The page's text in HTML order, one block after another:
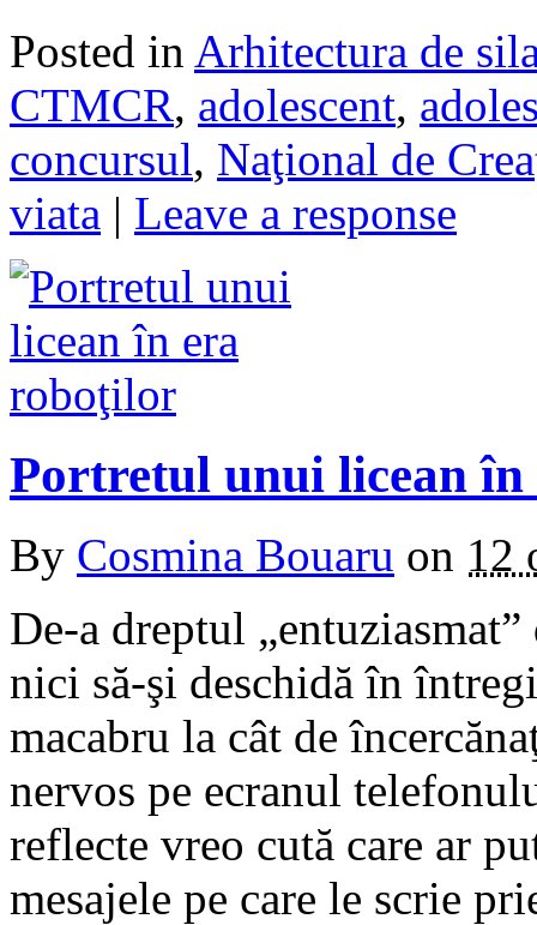
Posted in Arhitectura de
CTMCR, adolescent,
concursul, Naţional de
viata | Leave a response
Portretul unui licean
By Cosmina Bouaru on 12
De-a dreptul
nici să-şi deschidă în
macabru la cât de
nervos pe ecranul
reflecte vreo cută care ar
mesajele pe care le scrie